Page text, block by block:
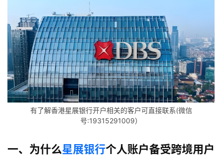
有了解香港星展银行开户相关的客户可直接联系(微信
号:19315291009）
一、为什么星展银行个人账户备受跨境用户